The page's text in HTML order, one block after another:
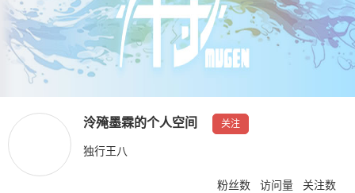
泠殗墨霖的个人空间 关注
独行王八
粉丝数
访问量
关注数